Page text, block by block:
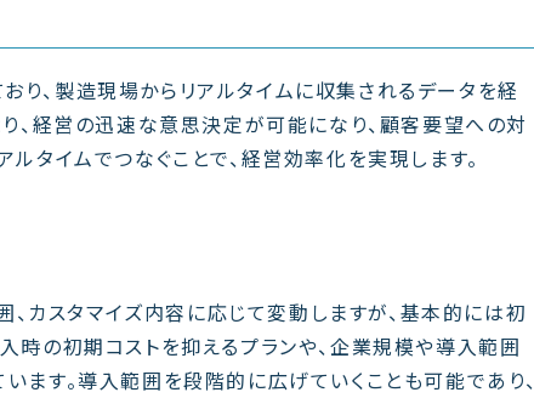
、製造現場からリアルタイムに収集されるデータを経
、経営の迅速な意思決定が可能になり、顧客要望への対
タイムでつなぐことで、経営効率化を実現します。
スタマイズ内容に応じて変動しますが、基本的には初
の初期コストを抑えるプランや、企業規模や導入範囲
す。導入範囲を段階的に広げていくことも可能であり、